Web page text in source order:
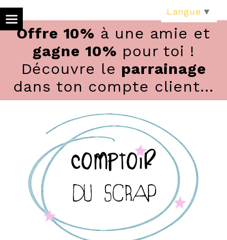
Offre 10% à une amie et
gagne 10% pour toi !
Découvre le parrainage
dans ton compte client...
Langue ▼